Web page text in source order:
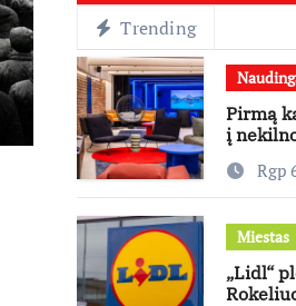
Trending
Pirmą
į
Rgp
Miestas
„Lidl“